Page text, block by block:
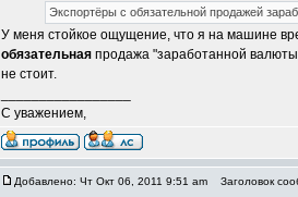
Экспортёры с обязательной продажей
У меня стойкое ощущение, что я на машине
обязательная продажа "заработанной
не стоит.
С уважением,
Добавлено: Чт Окт 06, 2011 9:51 am Заголовок